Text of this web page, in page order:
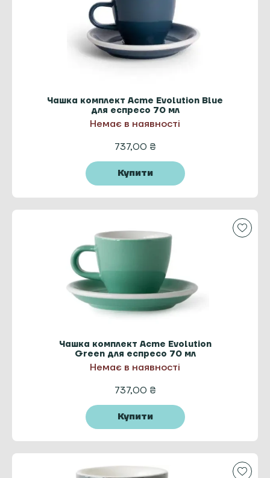
Чашка комплект Acme Evolution Blue
для еспресо 70 мл
Немає в наявності
737,00 ₴
Купити
Чашка комплект Acme Evolution
Green для еспресо 70 мл
Немає в наявності
737,00 ₴
Купити